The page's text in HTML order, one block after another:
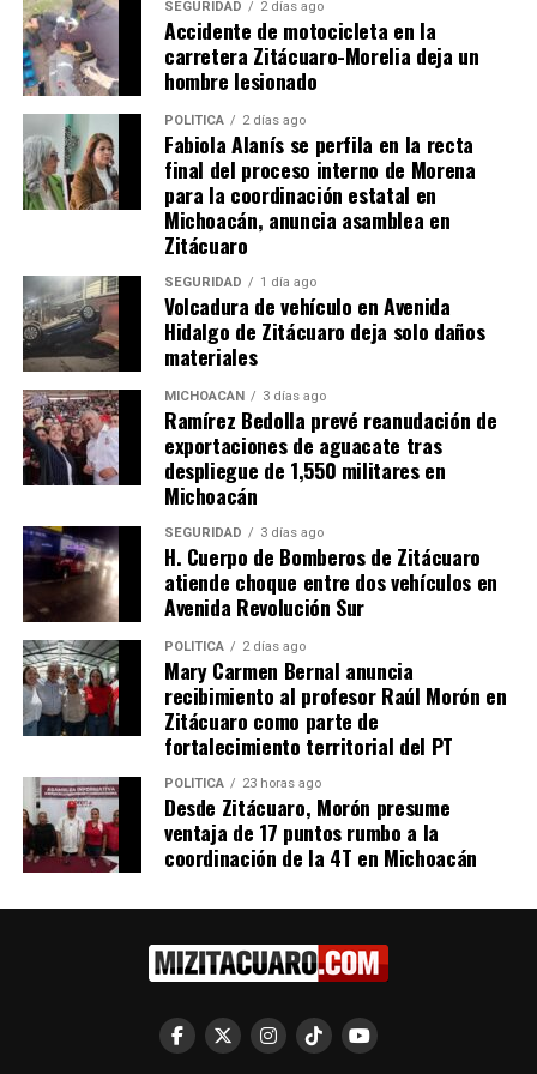
mizitacuaro
Comparte con:
Me gusta esto:
Relacionado
Convenio con Asipona
detona inversión de 5 mil
30 noviembre, 2022
Significativa Inversión en
Infraestructura Transforma
26 septiembre, 2024
En "Michoacán"
SEGURIDAD 2 días ago
Accidente de motocicleta en la
carretera Zitácuaro-Morelia deja un
hombre lesionado
POLÍTICA 2 días ago
Fabiola Alanís se perfila en la recta
final del proceso interno de Morena
para la coordinación estatal en
Michoacán, anuncia asamblea en
Zitácuaro
SEGURIDAD 1 día ago
Volcadura de vehículo en Avenida
Hidalgo de Zitácuaro deja solo daños
materiales
MICHOACÁN 3 días ago
Ramírez Bedolla prevé reanudación de
exportaciones de aguacate tras
despliegue de 1,550 militares en
Michoacán
SEGURIDAD 3 días ago
H. Cuerpo de Bomberos de Zitácuaro
atiende choque entre dos vehículos en
Avenida Revolución Sur
POLÍTICA 2 días ago
Mary Carmen Bernal anuncia
recibimiento al profesor Raúl Morón en
Zitácuaro como parte de
fortalecimiento territorial del PT
POLÍTICA 23 horas ago
Desde Zitácuaro, Morón presume
ventaja de 17 puntos rumbo a la
coordinación de la 4T en Michoacán